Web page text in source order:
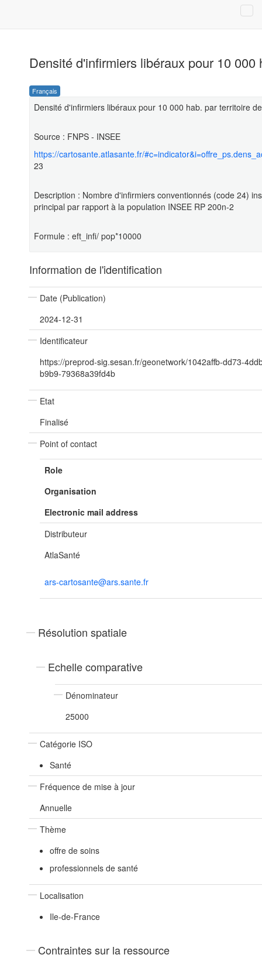
Densité d'infirmiers libéraux pour 10 000
Français
Densité d'infirmiers libéraux pour 10 000 hab. par territoire
Source : FNPS - INSEE
https://cartosante.atlasante.fr/
23
Description : Nombre d'infirmiers conventionnés (code 24)
principal par rapport à la population INSEE RP 200n-2
Formule : eft_infi/ pop*10000
Information de l'identification
Date (Publication)
2024-12-31
Identificateur
https://preprod-sig.sesan.fr/geonetwork/1042affb-dd73-
b9b9-79368a39fd4b
Etat
Finalisé
Point of contact
Role
Organisation
Electronic mail address
Distributeur
AtlaSanté
ars-cartosante@ars.sante.fr
Résolution spatiale
Echelle comparative
Dénominateur
25000
Catégorie ISO
Santé
Fréquence de mise à jour
Annuelle
Thème
offre de soins
professionnels de santé
Localisation
Ile-de-France
Contraintes sur la ressource